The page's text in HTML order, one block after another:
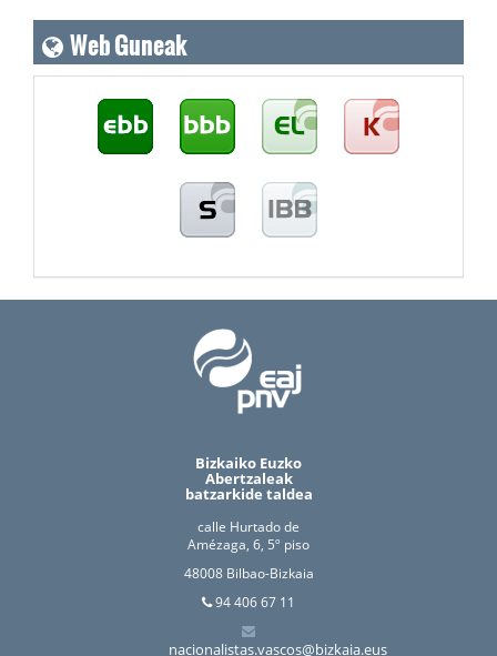
Web Guneak
Bizkaiko Euzko
Abertzaleak
batzarkide taldea
calle Hurtado de
Amézaga, 6, 5º piso
48008 Bilbao-Bizkaia
94 406 67 11
nacionalistas.vascos@bizkaia.eus